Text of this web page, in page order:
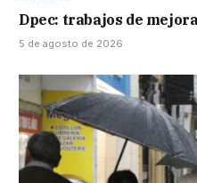
Dpec: trabajos de
5 de agosto de 2026